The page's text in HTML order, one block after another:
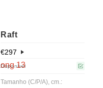
Raft
€297
Disponível
Tamanho (C/P/A), cm.: